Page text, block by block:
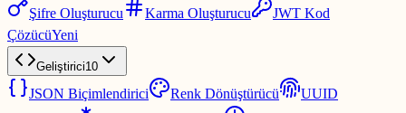
Şifre Oluşturucu Karma Oluşturucu
JWT Kod
ÇözücüYeni
Geliştirici10
JSON Biçimlendirici Renk Dönüştürücü
UUID